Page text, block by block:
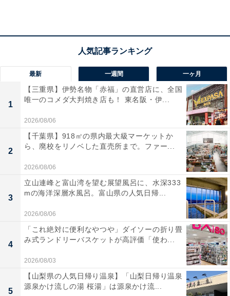
「とがやま温泉 天女の湯」の口コミは？
「とがやま温泉 天女の湯」には以下のような口コミが寄
せられています。
館内は掃除が行き届いており、非常に綺麗で清潔感
があるため心地よく過ごせます。
泉質が炭酸水素塩泉で、お湯に浸かると体の疲れが
最新 一週間 一ヶ月
1
【三重県】伊勢名物「赤福」の直営店に、全国
唯一のコメダ大判焼き店も！ 東名阪・伊...
2026/08/06
2
【千葉県】918㎡の県内最大級マーケットか
ら、廃校をリノベした直売所まで。ファー...
2026/08/06
3
立山連峰と富山湾を望む展望風呂に、水深333
mの海洋深層水風呂。富山県の人気日帰...
2026/08/06
4
「これ絶対に便利なやつや」ダイソーの折り畳
み式ランドリーバスケットが高評価「使わ...
2026/08/03
5
【山梨県の人気日帰り温泉】「山梨日帰り温泉
源泉かけ流しの湯 桜湯」は源泉かけ流...